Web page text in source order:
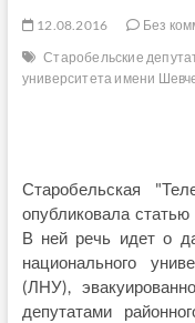
12.08.2016
Без
Старобельские
университета имени
Старобельская
опубликовала статью
В ней речь идет о
национального
(ЛНУ),
депутатами